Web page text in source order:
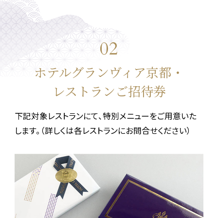
02
ホテルグランヴィア京都・
レストランご招待券
下記対象レストランにて、特別メニューをご用意いた
します。 （詳しくは各レストランにお問合せください）